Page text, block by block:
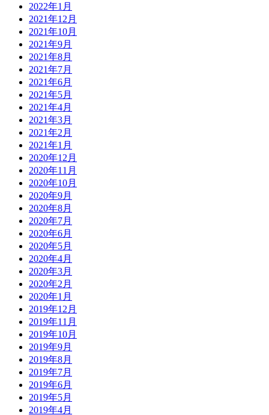
2022年1月
2021年12月
2021年10月
2021年9月
2021年8月
2021年7月
2021年6月
2021年5月
2021年4月
2021年3月
2021年2月
2021年1月
2020年12月
2020年11月
2020年10月
2020年9月
2020年8月
2020年7月
2020年6月
2020年5月
2020年4月
2020年3月
2020年2月
2020年1月
2019年12月
2019年11月
2019年10月
2019年9月
2019年8月
2019年7月
2019年6月
2019年5月
2019年4月